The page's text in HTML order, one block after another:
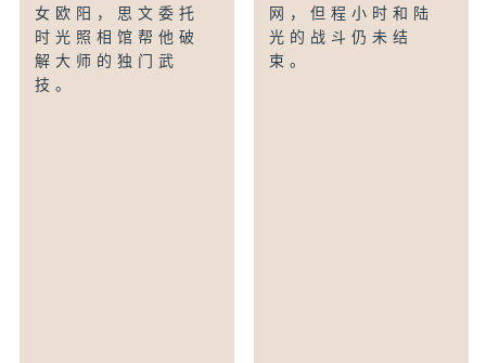
女欧阳，思文委托
时光照相馆帮他破
解大师的独门武
技。
网，但程小时和陆
光的战斗仍未结
束。